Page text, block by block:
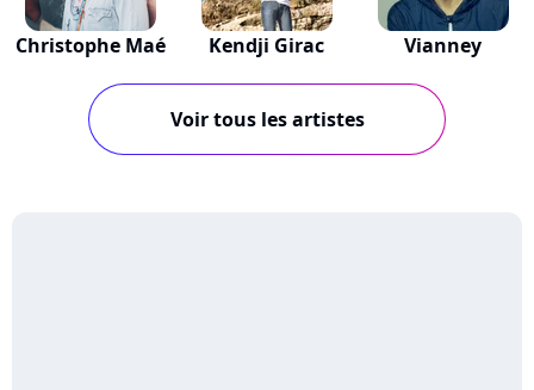
Christophe Maé Kendji Girac Vianney
Voir tous les artistes